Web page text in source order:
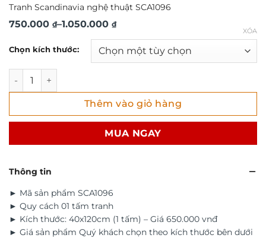
Tranh Scandinavia nghệ thuật SCA1096
750.000 ₫–1.050.000 ₫
Khoảng
750.000 ₫
đến
1.050.000 ₫
Chọn kích thước:
XÓA
Tranh Scandinavia nghệ thuật SCA1096 số lượng
Thêm vào giỏ hàng
MUA NGAY
Thông tin
► Mã sản phẩm SCA1096
► Quy cách 01 tấm tranh
► Kích thước: 40x120cm (1 tấm) – Giá 650.000 vnđ
► Giá sản phẩm Quý khách chọn theo kích thước bên dưới